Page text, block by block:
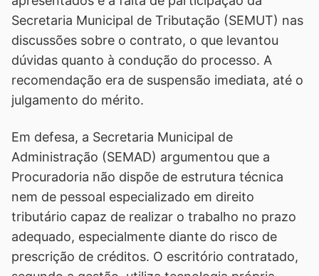
Secretaria Municipal de Tributação (SEMUT) nas
discussões sobre o contrato, o que levantou
dúvidas quanto à condução do processo. A
recomendação era de suspensão imediata, até o
julgamento do mérito.
Em defesa, a Secretaria Municipal de
Administração (SEMAD) argumentou que a
Procuradoria não dispõe de estrutura técnica
nem de pessoal especializado em direito
tributário capaz de realizar o trabalho no prazo
adequado, especialmente diante do risco de
prescrição de créditos. O escritório contratado,